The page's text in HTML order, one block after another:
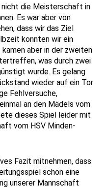
nicht die Meisterschaft in
Es war aber von
dass wir das Ziel
konnten wir ein
aber in der zweiten
was durch zwei
wurde. Es gelang
wieder auf ein Tor
Fehlversuche,
an den Mädels vom
dieses Spiel leider mit
vom HSV Minden-
Fazit mitnehmen, dass
schon eine
unserer Mannschaft